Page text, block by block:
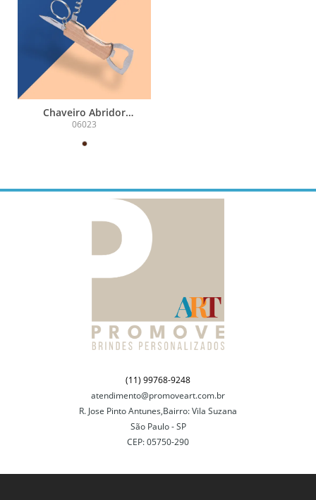
Chaveiro Abridor
Multifunções
06023
(11) 99768-9248
atendimento@promoveart.com.br
R. Jose Pinto Antunes,Bairro: Vila Suzana
São Paulo - SP
CEP: 05750-290